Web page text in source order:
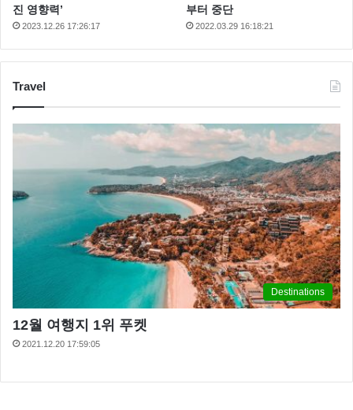
‘스테파니 리 몸무게 15kg 증가’
최근 15kg 이 늘었다고 체중 증가를 고백하는 가 하면
‘검법남녀’에 함께 출연했던 배우 정재영의 게임중독을
공개합니다.
진 영향력’
2023.12.26 17:26:17
부터 중단
2022.03.29 16:18:21
Travel
Destinations
12월 여행지 1위 푸켓
2021.12.20 17:59:05